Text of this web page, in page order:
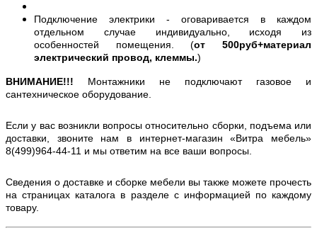
Подключение электрики - оговаривается в каждом
отдельном случае индивидуально, исходя из
особенностей помещения. (от 500руб+материал
электрический провод, клеммы.)
ВНИМАНИЕ!!! Монтажники не подключают газовое и
сантехническое оборудование.
Если у вас возникли вопросы относительно сборки, подъема или
доставки, звоните нам в интернет-магазин «Витра мебель»
8(499)964-44-11 и мы ответим на все ваши вопросы.
Сведения о доставке и сборке мебели вы также можете прочесть
на страницах каталога в разделе с информацией по каждому
товару.